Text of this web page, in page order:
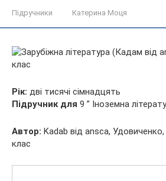
Підручники Катерина Моця
Рік: дві тисячі сімнадцять
Підручник для 9 ” Іноземна
Автор: Kadab від ansca,
клас